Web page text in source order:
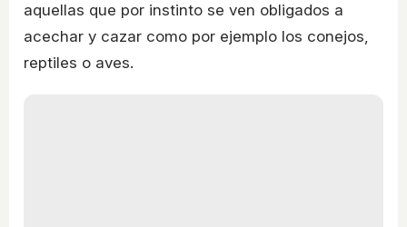
aquellas que por instinto se ven obligados a
acechar y cazar como por ejemplo los conejos,
reptiles o aves.